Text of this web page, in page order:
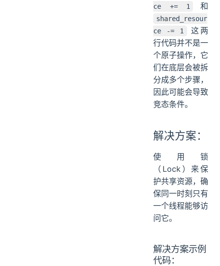
ce += 1
和
shared_resour
ce -= 1
这两
行代码并不是一
个原子操作，它
们在底层会被拆
分成多个步骤，
因此可能会导致
竞态条件。
解决方案：
使用锁
（Lock）来保
护共享资源，确
保同一时刻只有
一个线程能够访
问它。
解决方案示例
代码：